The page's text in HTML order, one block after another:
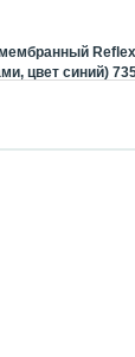
Reflex
цвет синий)